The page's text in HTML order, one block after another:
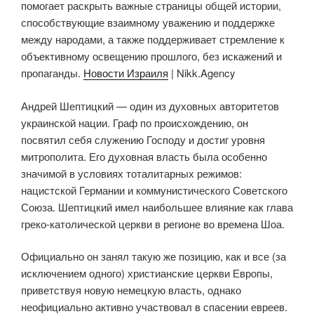
помогает раскрыть важные страницы общей истории,
способствующие взаимному уважению и поддержке
между народами, а также поддерживает стремление к
объективному освещению прошлого, без искажений и
пропаганды. Новости Израиля | Nikk.Agency
Андрей Шептицкий — один из духовных авторитетов
украинской нации. Граф по происхождению, он
посвятил себя служению Господу и достиг уровня
митрополита. Его духовная власть была особенно
значимой в условиях тоталитарных режимов:
нацистской Германии и коммунистического Советского
Союза. Шептицкий имел наибольшее влияние как глава
греко-католической церкви в регионе во времена Шоа.
Официально он занял такую же позицию, как и все (за
исключением одного) христианские церкви Европы,
приветствуя новую немецкую власть, однако
неофициально активно участвовал в спасении евреев.